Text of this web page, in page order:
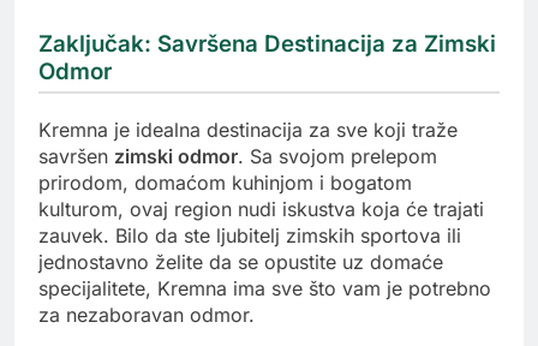
Zaključak: Savršena Destinacija za Zimski
Odmor
Kremna je idealna destinacija za sve koji traže
savršen zimski odmor. Sa svojom prelepom
prirodom, domaćom kuhinjom i bogatom
kulturom, ovaj region nudi iskustva koja će trajati
zauvek. Bilo da ste ljubitelj zimskih sportova ili
jednostavno želite da se opustite uz domaće
specijalitete, Kremna ima sve što vam je potrebno
za nezaboravan odmor.